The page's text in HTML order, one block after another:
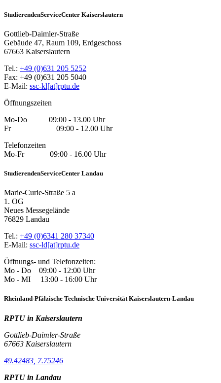
StudierendenServiceCenter Kaiserslautern
Gottlieb-Daimler-Straße
Gebäude 47, Raum 109, Erdgeschoss
67663 Kaiserslautern
Tel.: +49 (0)631 205 5252
Fax: +49 (0)631 205 5040
E-Mail: ssc-kl[at]rptu.de
Öffnungszeiten
Mo-Do 09:00 - 13.00 Uhr
Fr 09:00 - 12.00 Uhr
Telefonzeiten
Mo-Fr 09:00 - 16.00 Uhr
StudierendenServiceCenter Landau
Marie-Curie-Straße 5 a
1. OG
Neues Messegelände
76829 Landau
Tel.: +49 (0)6341 280 37340
E-Mail: ssc-ld[at]rptu.de
Öffnungs- und Telefonzeiten:
Mo - Do 09:00 - 12:00 Uhr
Mo - MI 13:00 - 16:00 Uhr
Rheinland-Pfälzische Technische Universität Kaiserslautern-Landau
RPTU in Kaiserslautern
Gottlieb-Daimler-Straße
67663 Kaiserslautern
49.42483, 7.75246
RPTU in Landau